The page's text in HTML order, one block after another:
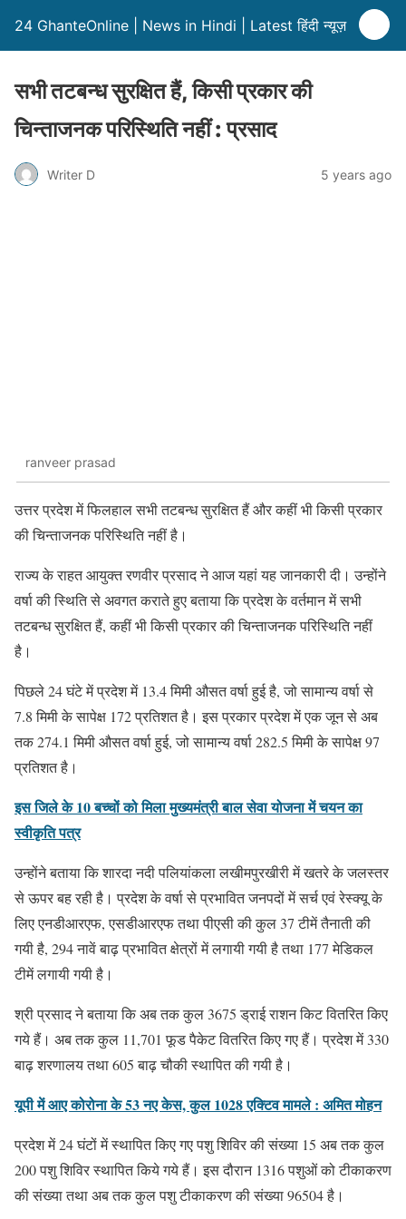
24 GhanteOnline | News in Hindi | Latest हिंदी न्यूज़
सभी तटबन्ध सुरक्षित हैं, किसी प्रकार की
चिन्ताजनक परिस्थिति नहीं : प्रसाद
Writer D 5 years ago
ranveer prasad
उत्तर प्रदेश में फिलहाल सभी तटबन्ध सुरक्षित हैं और कहीं भी किसी प्रकार
की चिन्ताजनक परिस्थिति नहीं है।
राज्य के राहत आयुक्त रणवीर प्रसाद ने आज यहां यह जानकारी दी। उन्होंने
वर्षा की स्थिति से अवगत कराते हुए बताया कि प्रदेश के वर्तमान में सभी
तटबन्ध सुरक्षित हैं, कहीं भी किसी प्रकार की चिन्ताजनक परिस्थिति नहीं
है।
पिछले 24 घंटे में प्रदेश में 13.4 मिमी औसत वर्षा हुई है, जो सामान्य वर्षा से
7.8 मिमी के सापेक्ष 172 प्रतिशत है। इस प्रकार प्रदेश में एक जून से अब
तक 274.1 मिमी औसत वर्षा हुई, जो सामान्य वर्षा 282.5 मिमी के सापेक्ष 97
प्रतिशत है।
इस जिले के 10 बच्चों को मिला मुख्यमंत्री बाल सेवा योजना में चयन का
स्वीकृति पत्र
उन्होंने बताया कि शारदा नदी पलियांकला लखीमपुरखीरी में खतरे के जलस्तर
से ऊपर बह रही है। प्रदेश के वर्षा से प्रभावित जनपदों में सर्च एवं रेस्क्यू के
लिए एनडीआरएफ, एसडीआरएफ तथा पीएसी की कुल 37 टीमें तैनाती की
गयी है, 294 नावें बाढ़ प्रभावित क्षेत्रों में लगायी गयी है तथा 177 मेडिकल
टीमें लगायी गयी है।
श्री प्रसाद ने बताया कि अब तक कुल 3675 ड्राई राशन किट वितरित किए
गये हैं। अब तक कुल 11,701 फूड पैकेट वितरित किए गए हैं। प्रदेश में 330
बाढ़ शरणालय तथा 605 बाढ़ चौकी स्थापित की गयी है।
यूपी में आए कोरोना के 53 नए केस, कुल 1028 एक्टिव मामले : अमित मोहन
प्रदेश में 24 घंटों में स्थापित किए गए पशु शिविर की संख्या 15 अब तक कुल
200 पशु शिविर स्थापित किये गये हैं। इस दौरान 1316 पशुओं को टीकाकरण
की संख्या तथा अब तक कुल पशु टीकाकरण की संख्या 96504 है।